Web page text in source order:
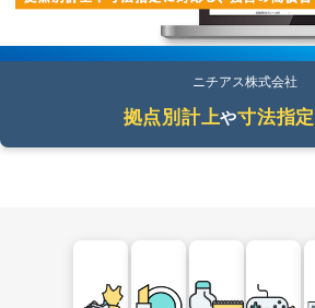
ニチアス株式会社
拠点別計上や寸法指定